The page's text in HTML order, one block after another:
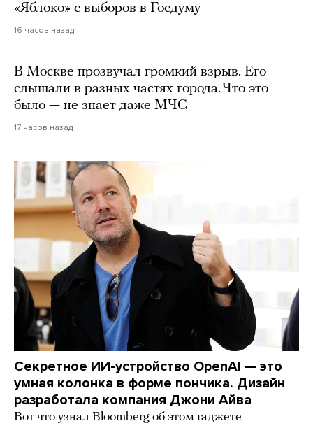
«Яблоко» с выборов в Госдуму
16 часов назад
В Москве прозвучал громкий взрыв. Его
слышали в разных частях города. Что это
было — не знает даже МЧС
17 часов назад
Секретное ИИ-устройство OpenAI — это
умная колонка в форме пончика. Дизайн
разработала компания Джони Айва
Вот что узнал Bloomberg об этом гаджете